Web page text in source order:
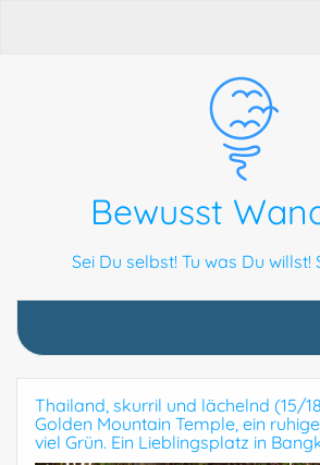
Bewusst
Sei Du selbst! Tu was Du willst!
Thailand, skurril und lächelnd (15/
Golden Mountain Temple, ein
viel Grün. Ein Lieblingsplatz in